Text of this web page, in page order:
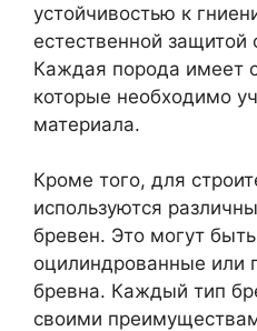
устойчивостью к
естественной защитой
Каждая порода имеет
которые необходимо
материала.
Кроме того, для
используются
бревен. Это могут
оцилиндрованные или
бревна. Каждый тип
своими